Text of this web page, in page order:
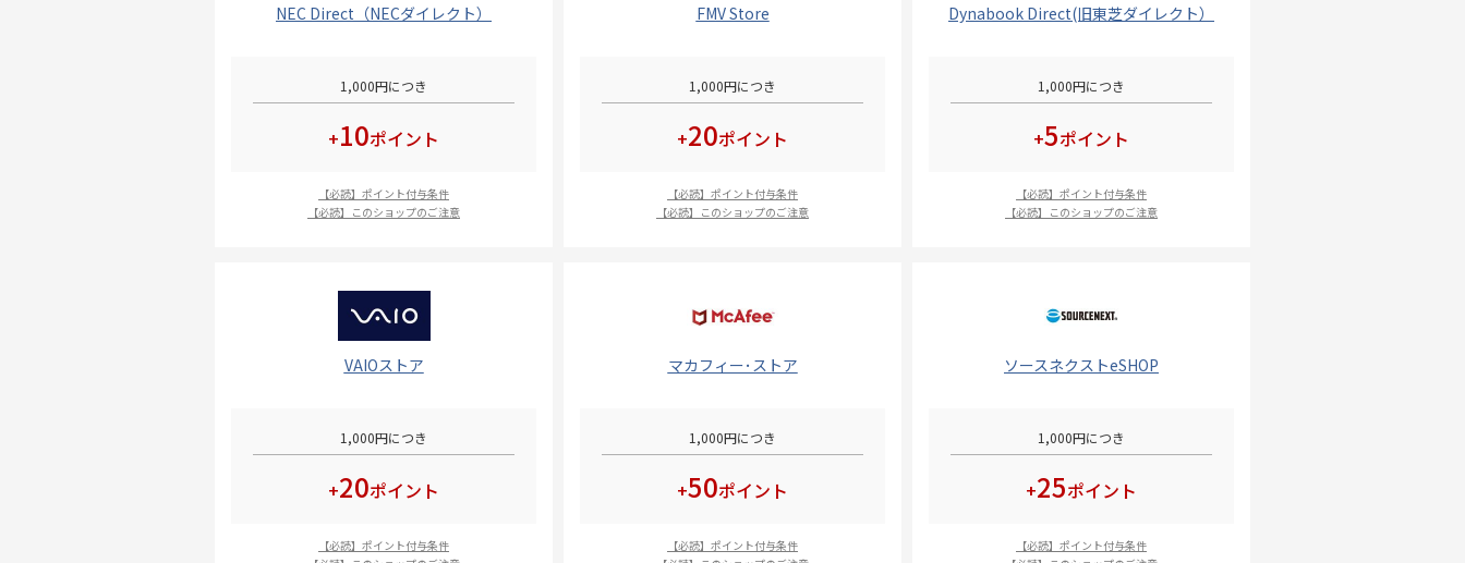
NEC Direct（NECダイレクト）
1,000円につき
+10ポイント
【必読】ポイント付与条件
【必読】このショップのご注意
FMV Store
1,000円につき
+20ポイント
【必読】ポイント付与条件
【必読】このショップのご注意
Dynabook Direct(旧東芝ダイレクト）
1,000円につき
+5ポイント
【必読】ポイント付与条件
【必読】このショップのご注意
VAIOストア
1,000円につき
+20ポイント
【必読】ポイント付与条件
マカフィー･ストア
1,000円につき
+50ポイント
【必読】ポイント付与条件
ソースネクストeSHOP
1,000円につき
+25ポイント
【必読】ポイント付与条件